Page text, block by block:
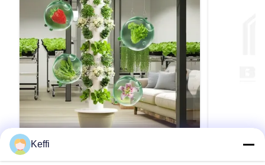
30L 11層 農業 栽培 水産 垂直 水産 塔 栽
培 レタス
10 層 30L
ーデン 水栽
Keffi